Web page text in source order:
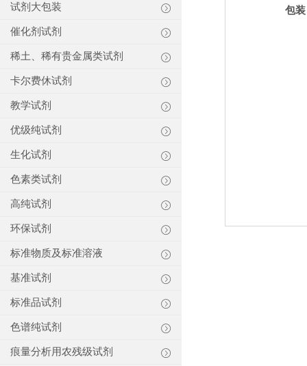
试剂大包装
催化剂试剂
稀土、稀有贵金属类试剂
卡尔费休试剂
教学试剂
优级纯试剂
生化试剂
色素类试剂
高纯试剂
环保试剂
标准物质及标准溶液
基准试剂
标准品试剂
色谱纯试剂
痕量分析用农残级试剂
包